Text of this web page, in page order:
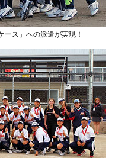
ース」への派遣が実現！